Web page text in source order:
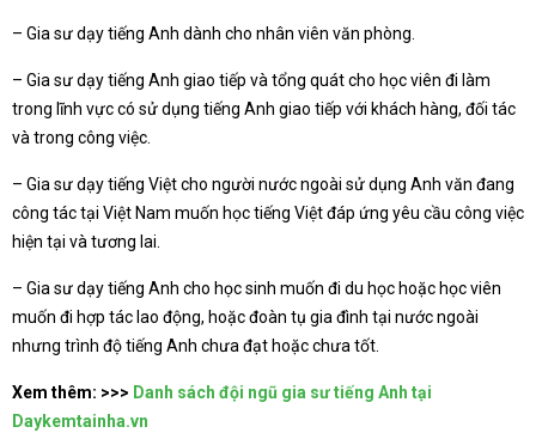
– Gia sư dạy tiếng Anh dành cho nhân viên văn phòng.
– Gia sư dạy tiếng Anh giao tiếp và tổng quát cho học viên đi làm
trong lĩnh vực có sử dụng tiếng Anh giao tiếp với khách hàng, đối tác
và trong công việc.
– Gia sư dạy tiếng Việt cho người nước ngoài sử dụng Anh văn đang
công tác tại Việt Nam muốn học tiếng Việt đáp ứng yêu cầu công việc
hiện tại và tương lai.
– Gia sư dạy tiếng Anh cho học sinh muốn đi du học hoặc học viên
muốn đi hợp tác lao động, hoặc đoàn tụ gia đình tại nước ngoài
nhưng trình độ tiếng Anh chưa đạt hoặc chưa tốt.
Xem thêm: >>> Danh sách đội ngũ gia sư tiếng Anh tại
Daykemtainha.vn